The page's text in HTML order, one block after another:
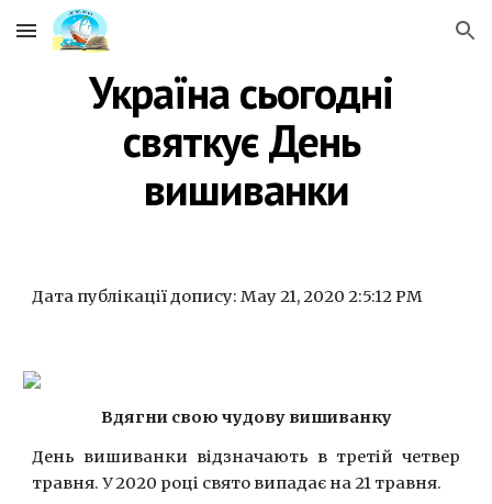
Skip to main content Skip to navigation
Україна сьогодні
святкує День
вишиванки
Дата публікації допису: May 21, 2020 2:5:12 PM
Вдягни свою чудову вишиванку
День вишиванки відзначають в третій четвер
травня. У 2020 році свято випадає на 21 травня.